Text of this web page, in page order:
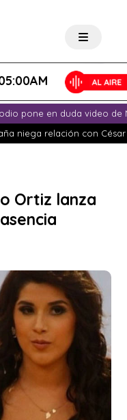
pone en duda video de
niega relación con
Ortiz lanza